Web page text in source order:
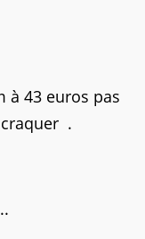
à 43 euros pas
.